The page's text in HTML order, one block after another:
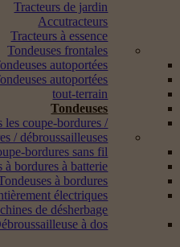
Tracteurs de jardin
Accutracteurs
Tracteurs à essence
Tondeuses frontales
autoportées
autoportées
tout-terrain
Tondeuses
les coupe-bordures /
/ débroussailleuses
bordures sans fil
à bordures à batterie
à bordures
électriques
de désherbage
à dos